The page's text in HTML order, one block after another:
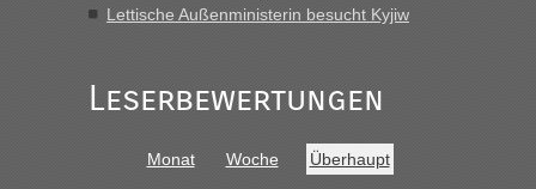
Lettische Außenministerin besucht Kyjiw
Leserbewertungen
Monat Woche Überhaupt